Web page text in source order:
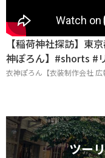
【稲荷神社探訪】
神ぽろん】#shorts #
衣神ぽろん【衣装制作会社
ツー